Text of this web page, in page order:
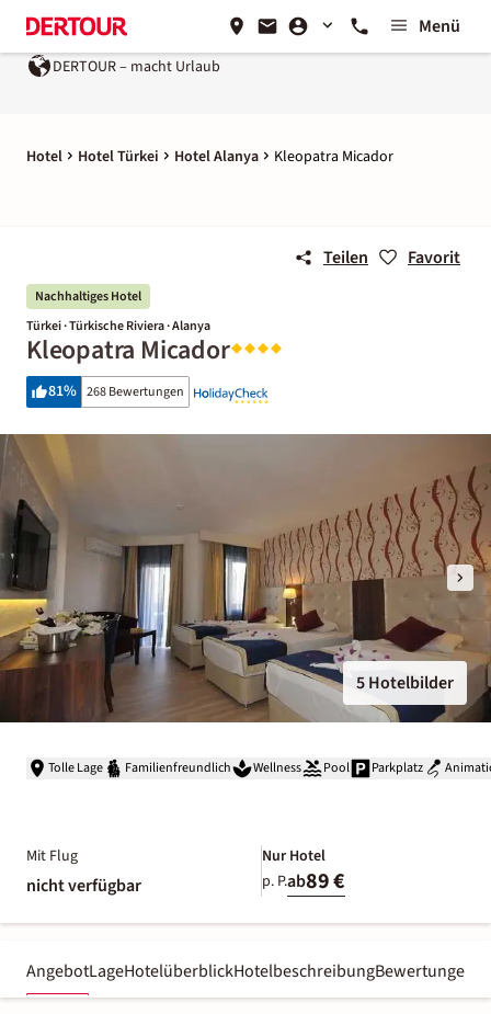
Menü
DERTOUR – macht Urlaub
Hotel Hotel Türkei Hotel Alanya Kleopatra Micador
Teilen Favorit
Nachhaltiges Hotel
Türkei · Türkische Riviera · Alanya
Kleopatra Micador
81% 268 Bewertungen
5 Hotelbilder
Tolle Lage Familienfreundlich Wellness Pool Parkplatz
Mit Flug
nicht verfügbar
Nur Hotel
p. P.ab89 €
AngebotLageHotelüberblickHotelbeschreibungBewertungen